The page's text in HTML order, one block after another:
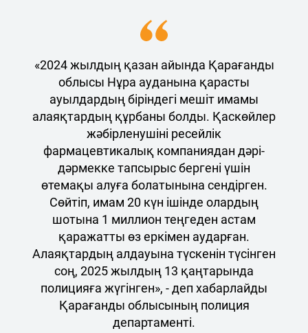
«2024 жылдың қазан айында Қарағанды
облысы Нұра ауданына қарасты
ауылдардың біріндегі мешіт имамы
алаяқтардың құрбаны болды. Қаскөйлер
жәбірленушіні ресейлік
фармацевтикалық компаниядан дәрі-
дәрмекке тапсырыс бергені үшін
өтемақы алуға болатынына сендірген.
Сөйтіп, имам 20 күн ішінде олардың
шотына 1 миллион теңгеден астам
қаражатты өз еркімен аударған.
Алаяқтардың алдауына түскенін түсінген
соң, 2025 жылдың 13 қаңтарында
полицияға жүгінген», - деп хабарлайды
Қарағанды облысының полиция
департаменті.